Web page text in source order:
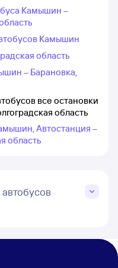
Камышин –
Камышин
область
– Барановка,
все остановки
область
Автостанция –
область